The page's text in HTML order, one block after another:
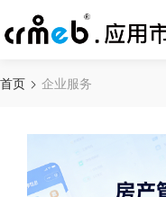
首页 企业服务